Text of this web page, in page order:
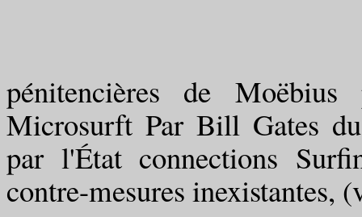
pénitencières de
Microsurft Par Bill Gates
par l'État connections
contre-mesures inexistantes,